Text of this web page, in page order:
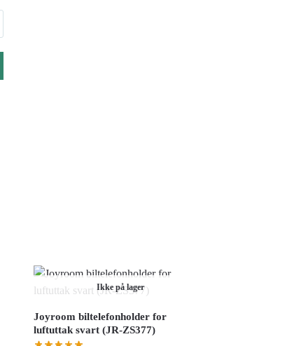
Ikke på lager
Joyroom biltelefonholder for
luftuttak svart (JR-ZS377)